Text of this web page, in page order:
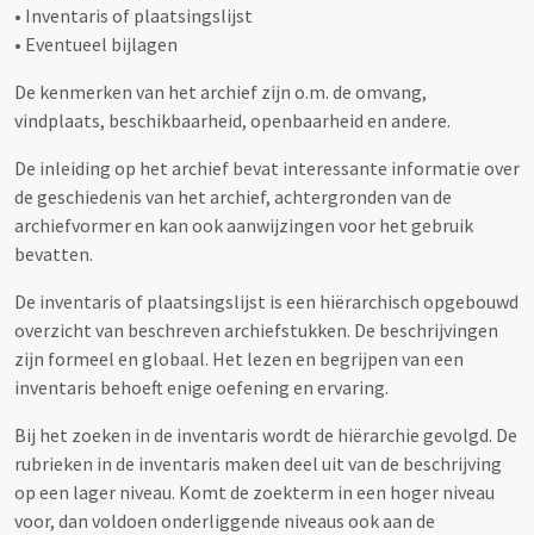
• Inventaris of plaatsingslijst
• Eventueel bijlagen
De kenmerken van het archief zijn o.m. de omvang,
vindplaats, beschikbaarheid, openbaarheid en andere.
De inleiding op het archief bevat interessante informatie over
de geschiedenis van het archief, achtergronden van de
archiefvormer en kan ook aanwijzingen voor het gebruik
bevatten.
De inventaris of plaatsingslijst is een hiërarchisch opgebouwd
overzicht van beschreven archiefstukken. De beschrijvingen
zijn formeel en globaal. Het lezen en begrijpen van een
inventaris behoeft enige oefening en ervaring.
Bij het zoeken in de inventaris wordt de hiërarchie gevolgd. De
rubrieken in de inventaris maken deel uit van de beschrijving
op een lager niveau. Komt de zoekterm in een hoger niveau
voor, dan voldoen onderliggende niveaus ook aan de